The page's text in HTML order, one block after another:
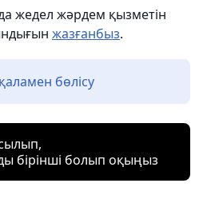
жедел жәрдем қызметін
жазғанбыз.
бөлісу
бірінші болып оқыңыз